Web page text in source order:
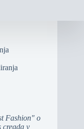
Fashion" o
creada y